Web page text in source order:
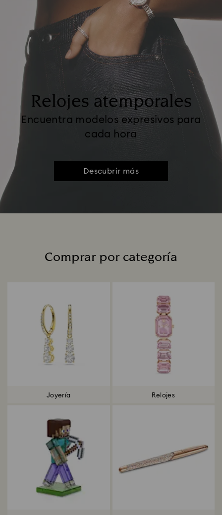
Relojes atemporales
Encuentra modelos expresivos para
cada hora
Descubrir más
Comprar por categoría
Joyería Relojes